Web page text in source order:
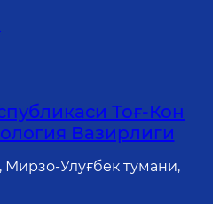
Тоғ-Кон
Вазирлиги
Мирзо-Улуғбек тумани,